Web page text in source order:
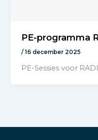
PE-programma
/16 december 2025
PE-Sessies voor